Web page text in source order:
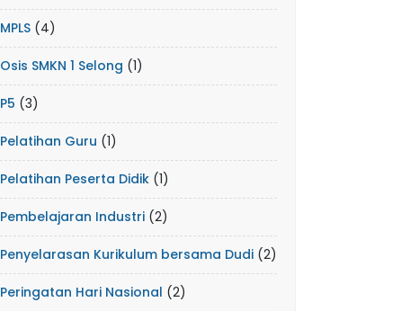
MPLS (4)
Osis SMKN 1 Selong (1)
P5 (3)
Pelatihan Guru (1)
Pelatihan Peserta Didik (1)
Pembelajaran Industri (2)
Penyelarasan Kurikulum bersama Dudi (2)
Peringatan Hari Nasional (2)